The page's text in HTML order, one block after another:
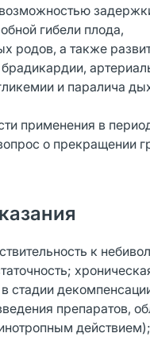
гибели плода,
родов, а также
и паралича
применения в
о прекращении
к
в стадии
препаратов,
действием);